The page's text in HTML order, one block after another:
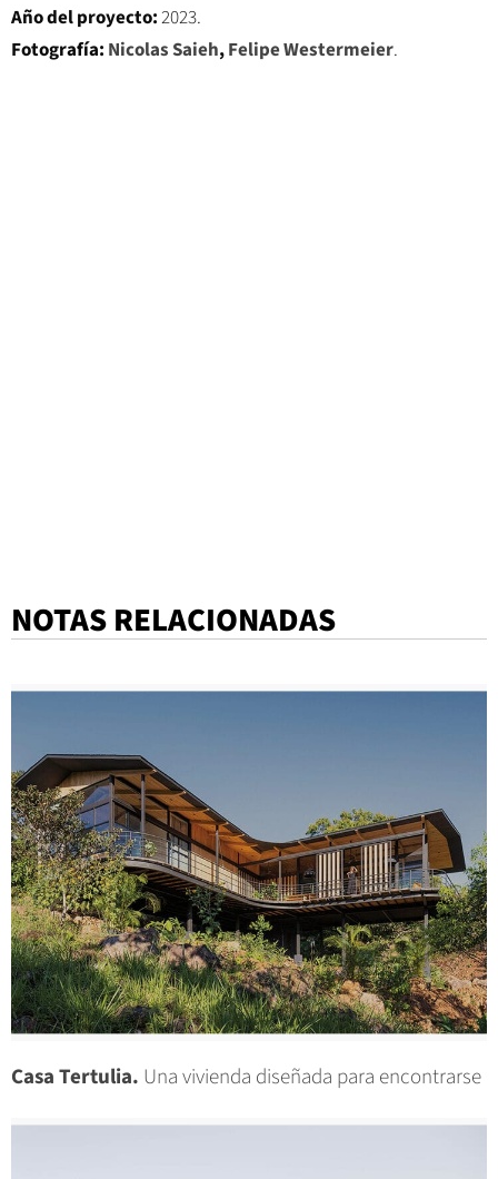
Año del proyecto:2023.
Fotografía: Nicolas Saieh,Felipe Westermeier.
NOTAS RELACIONADAS
Casa Tertulia. Una vivienda diseñada para encontrarse